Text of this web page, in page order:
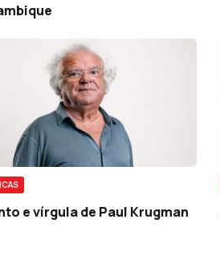
e vírgula de Paul Krugman